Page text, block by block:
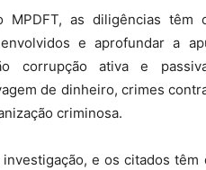
MPDFT, as diligências têm
e aprofundar a
corrupção ativa e
de dinheiro, crimes
criminosa.
e os citados